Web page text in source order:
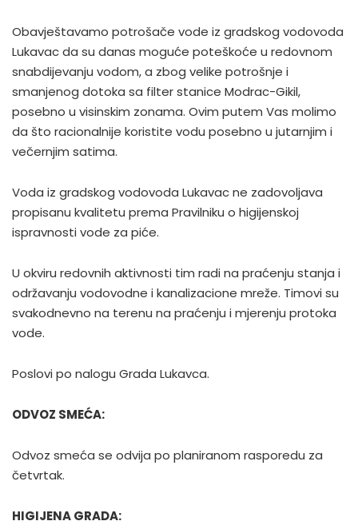
Obavještavamo potrošače vode iz gradskog vodovoda
Lukavac da su danas moguće poteškoće u redovnom
snabdijevanju vodom, a zbog velike potrošnje i
smanjenog dotoka sa filter stanice Modrac-Gikil,
posebno u visinskim zonama. Ovim putem Vas molimo
da što racionalnije koristite vodu posebno u jutarnjim i
večernjim satima.
Voda iz gradskog vodovoda Lukavac ne zadovoljava
propisanu kvalitetu prema Pravilniku o higijenskoj
ispravnosti vode za piće.
U okviru redovnih aktivnosti tim radi na praćenju stanja i
održavanju vodovodne i kanalizacione mreže. Timovi su
svakodnevno na terenu na praćenju i mjerenju protoka
vode.
Poslovi po nalogu Grada Lukavca.
ODVOZ SMEĆA:
Odvoz smeća se odvija po planiranom rasporedu za
četvrtak.
HIGIJENA GRADA: